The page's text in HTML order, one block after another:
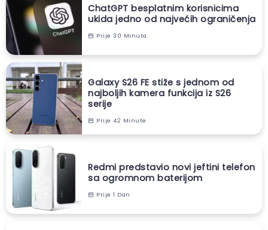
ChatGPT besplatnim korisnicima
ukida jedno od najvećih ograničenja
Prije 30 Minuta
Galaxy S26 FE stiže s jednom od
najboljih kamera funkcija iz S26
serije
Prije 42 Minute
Redmi predstavio novi jeftini telefon
sa ogromnom baterijom
Prije 1 Dan